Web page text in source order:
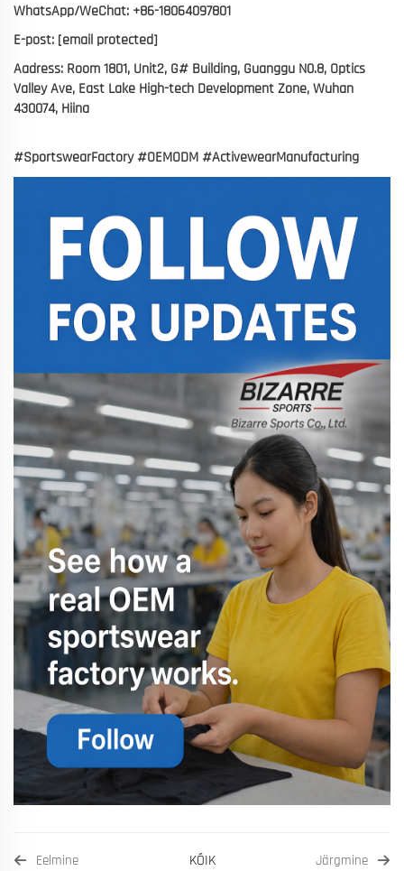
WhatsApp/WeChat: +86-18064097801
E-post: [email protected]
Aadress: Room 1801, Unit2, G# Building, Guanggu N0.8, Optics
Valley Ave, East Lake High-tech Development Zone, Wuhan
430074, Hiina
#SportswearFactory #OEMODM #ActivewearManufacturing
Eelmine KÕIK Järgmine